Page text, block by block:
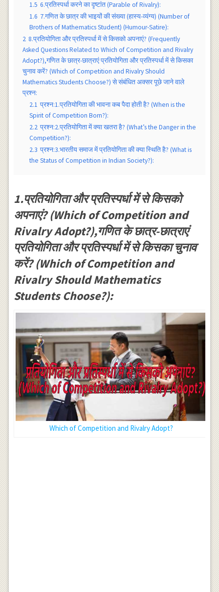
1.5 6.प्रतिस्पर्धा करने का दृष्टांत (Parable of Rivalry):
1.6 7.गणित के छात्र की भाइयों की संख्या (हास्य-व्यंग्य) (Number of
Brothers of Mathematics Student) (Humour-Satire):
2 8.प्रतियोगिता और प्रतिस्पर्धा में से किसको अपनाएं? (Frequently
Asked Questions Related to Which of Competition and Rivalry
Adopt?),गणित के छात्र-छात्राएं प्रतियोगिता और प्रतिस्पर्धा में से किसका
चुनाव करें? (Which of Competition and Rivalry Should
Mathematics Students Choose?) से संबंधित अक्सर पूछे जाने वाले
प्रश्न:
2.1 प्रश्न:1.प्रतियोगिता की भावना कब पैदा होती है? (When is the
Spirit of Competition Born?):
2.2 प्रश्न:2.प्रतियोगिता में क्या खतरा है? (What’s the Danger in the
Competition?):
2.3 प्रश्न:3.भारतीय समाज में प्रतियोगिता की क्या स्थिति है? (What is
the Status of Competition in Indian Society?):
1.प्रतियोगिता और प्रतिस्पर्धा में से किसको
अपनाएं? (Which of Competition and
Rivalry Adopt?),गणित के छात्र-छात्राएं
प्रतियोगिता और प्रतिस्पर्धा में से किसका चुनाव
करें? (Which of Competition and
Rivalry Should Mathematics
Students Choose?):
Which of Competition and Rivalry Adopt?